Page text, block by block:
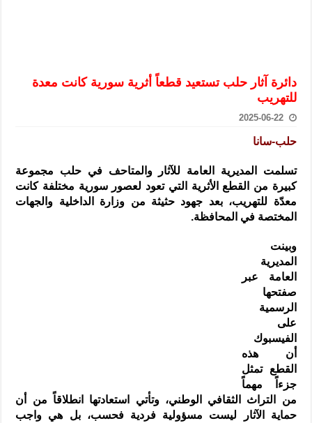
سوريا تبحث مع الإيسيسكو التعاون في البحث العلمي وحماية التراث
دائرة آثار حلب تستعيد قطعاً أثرية سورية كانت معدة
للتهريب
2025-06-22
حلب-سانا
تسلمت المديرية العامة للآثار والمتاحف في حلب مجموعة
كبيرة من القطع الأثرية التي تعود لعصور سورية مختلفة كانت
معدّة للتهريب، بعد جهود حثيثة من وزارة الداخلية والجهات
المختصة في المحافظة.
وبينت
المديرية
العامة عبر
صفتحها
الرسمية
على
الفيسبوك
أن هذه
القطع تمثل
جزءاً مهماً
من التراث الثقافي الوطني، وتأتي استعادتها انطلاقاً من أن
حماية الآثار ليست مسؤولية فردية فحسب، بل هي واجب